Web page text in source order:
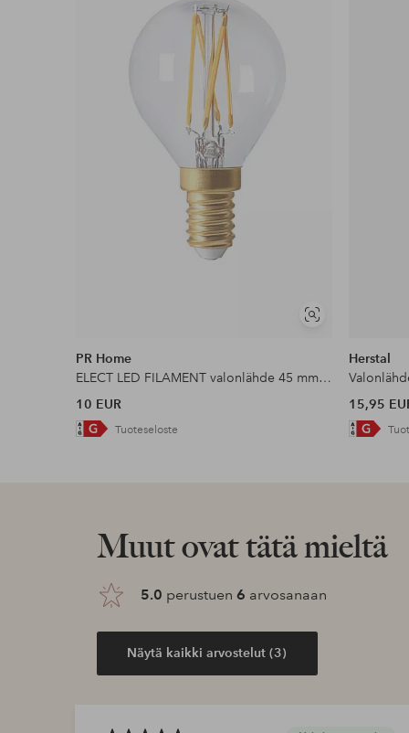
Näytä
PR Home
ELECT LED FILAMENT valonlähde 45 mm E14
10 EUR
Tuoteseloste
Herstal
15,95
Muut ovat tätä mieltä
5.0 perustuen 6 arvosanaan
Näytä kaikki arvostelut (3)